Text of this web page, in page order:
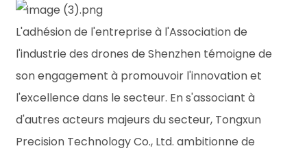
L'adhésion de l'entreprise à l'Association de
l'industrie des drones de Shenzhen témoigne de
son engagement à promouvoir l'innovation et
l'excellence dans le secteur. En s'associant à
d'autres acteurs majeurs du secteur, Tongxun
Precision Technology Co., Ltd. ambitionne de